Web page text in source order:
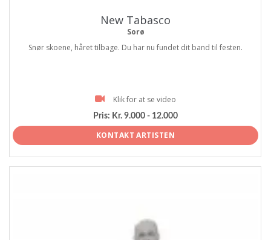
New Tabasco
Sorø
Snør skoene, håret tilbage. Du har nu fundet dit band til festen.
Klik for at se video
Pris: Kr. 9.000 - 12.000
KONTAKT ARTISTEN